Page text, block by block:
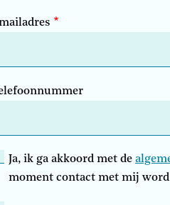
Ja, ik ga akkoord met de
moment contact met mij